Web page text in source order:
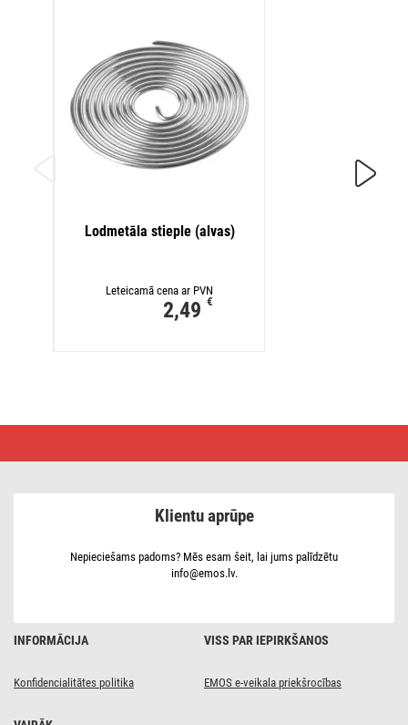
Lodmetāla stieple (alvas)
Leteicamā cena ar PVN
2,49 €
pāra
INFORMĀCIJA
Konfidencialitātes politika
VISS PAR IEPIRKŠANOS
EMOS e-veikala priekšrocības
Klientu aprūpe
Nepieciešams padoms? Mēs esam šeit, lai jums palīdzētu
info@emos.lv.